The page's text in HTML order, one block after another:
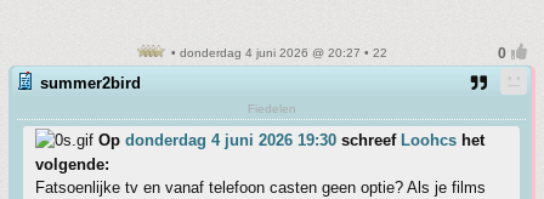
• donderdag 4 juni 2026 @ 20:27 • 22
summer2bird
Fiedelen
Op donderdag 4 juni 2026 19:30 schreef Loohcs het
volgende:
Fatsoenlijke tv en vanaf telefoon casten geen optie? Als je films